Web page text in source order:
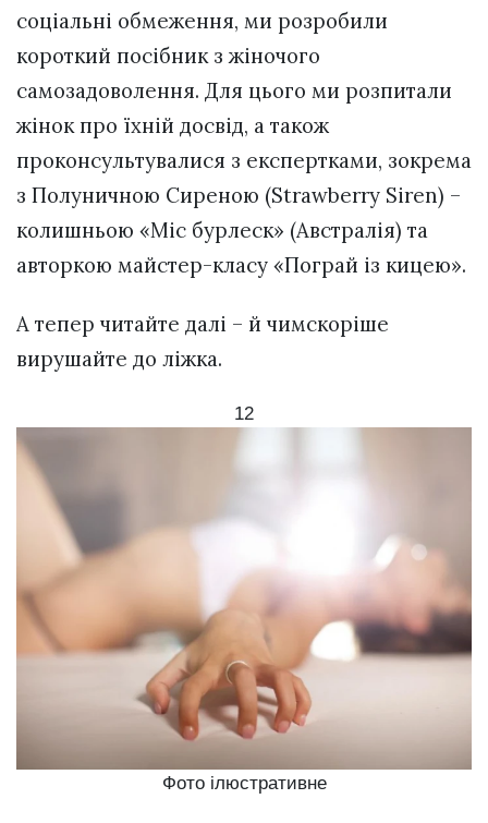
соціальні обмеження, ми розробили
короткий посібник з жіночого
самозадоволення. Для цього ми розпитали
жінок про їхній досвід, а також
проконсультувалися з експертками, зокрема
з Полуничною Сиреною (Strawberry Siren) –
колишньою «Міс бурлеск» (Австралія) та
авторкою майстер-класу «Пограй із кицею».
А тепер читайте далі – й чимскоріше
вирушайте до ліжка.
12
Фото ілюстративне